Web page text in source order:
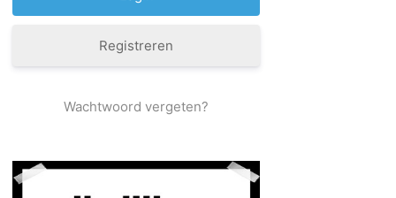
Registreren
Wachtwoord vergeten?